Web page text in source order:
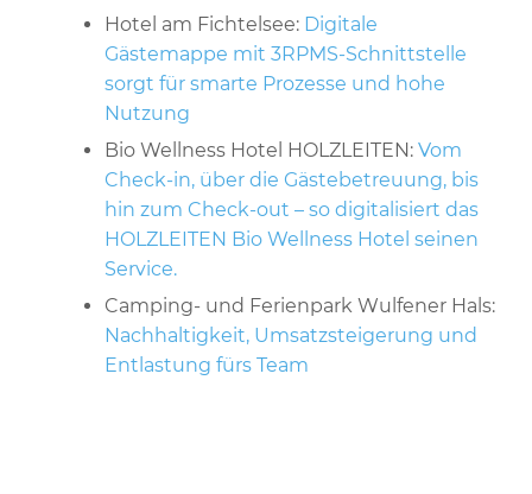
Hotel am Fichtelsee: Digitale
Gästemappe mit 3RPMS-Schnittstelle
sorgt für smarte Prozesse und hohe
Nutzung
Bio Wellness Hotel HOLZLEITEN: Vom
Check-in, über die Gästebetreuung, bis
hin zum Check-out – so digitalisiert das
HOLZLEITEN Bio Wellness Hotel seinen
Service.
Camping- und Ferienpark Wulfener Hals:
Nachhaltigkeit, Umsatzsteigerung und
Entlastung fürs Team